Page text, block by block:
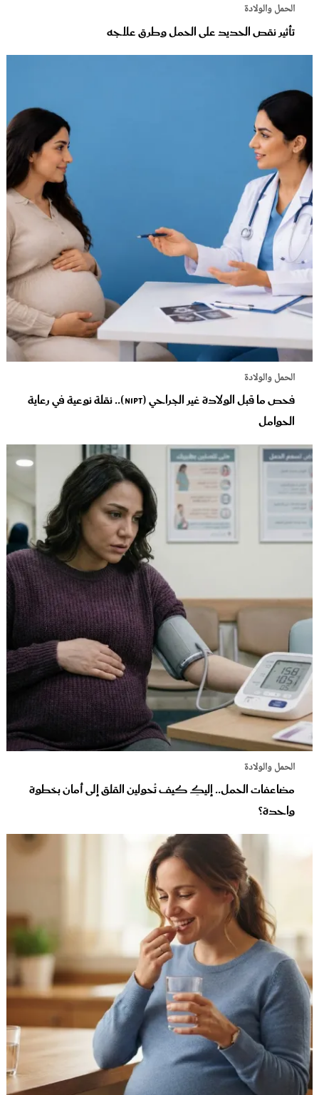
الحمل والولادة
تأثير نقص الحديد على الحمل وطرق علاجه
الحمل والولادة
فحص ما قبل الولادة غير الجراحي (NIPT).. نقلة نوعية في رعاية
الحوامل
الحمل والولادة
مضاعفات الحمل.. إليكِ كيف تُحولين القلق إلى أمان بخطوة
واحدة؟